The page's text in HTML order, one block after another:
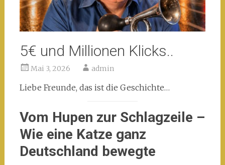
5€ und Millionen Klicks..
Mai 3, 2026 admin
Liebe Freunde, das ist die Geschichte…
Vom Hupen zur Schlagzeile –
Wie eine Katze ganz
Deutschland bewegte